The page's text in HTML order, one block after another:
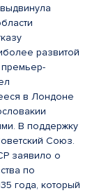
развитой
в Лондоне
В поддержку
Союз.
заявило о
по
года, который